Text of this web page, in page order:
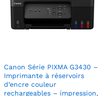
Canon Série PIXMA G3430 –
Imprimante à réservoirs
d’encre couleur
rechargeables – impression,